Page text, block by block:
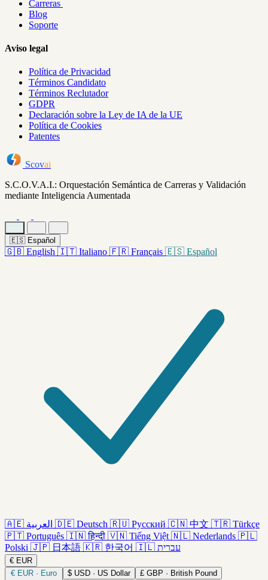
Carreras
Blog
Soporte
Aviso legal
Política de Privacidad
Términos Candidato
Términos Reclutador
GDPR
Declaración sobre la Ley de IA de la UE
Política de Cookies
Patentes
Scovai
S.C.O.V.A.I.: Orquestación Semántica de Carreras y Validación
mediante Inteligencia Aumentada
🇪🇸 Español
🇬🇧 English 🇮🇹 Italiano 🇫🇷 Français 🇪🇸 Español
🇦🇪 العربية 🇩🇪 Deutsch 🇷🇺 Русский 🇨🇳 中文 🇹🇷 Türkçe
🇵🇹 Português 🇮🇳 हिन्दी 🇻🇳 Tiếng Việt 🇳🇱 Nederlands 🇵🇱
Polski 🇯🇵 日本語 🇰🇷 한국어 🇮🇱 עברית
€ EUR
€ EUR · Euro $ USD · US Dollar £ GBP · British Pound